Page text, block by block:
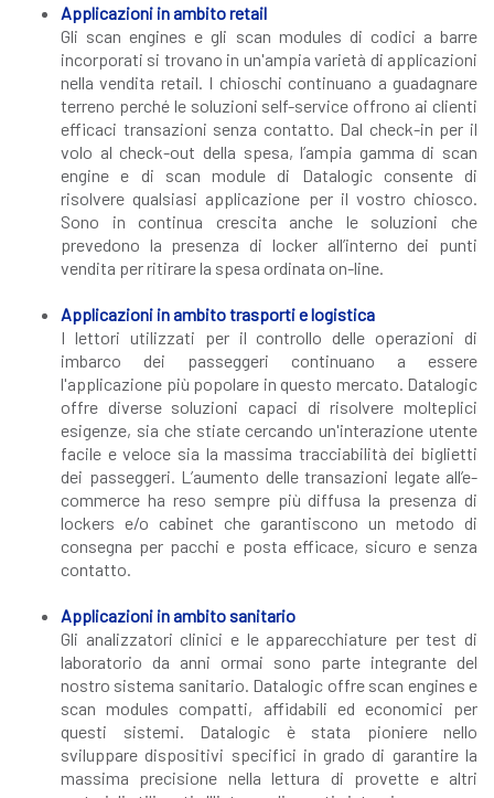
Applicazioni in ambito retail
Gli scan engines e gli scan modules di codici a barre
incorporati si trovano in un'ampia varietà di applicazioni
nella vendita retail. I chioschi continuano a guadagnare
terreno perché le soluzioni self-service offrono ai clienti
efficaci transazioni senza contatto. Dal check-in per il
volo al check-out della spesa, l’ampia gamma di scan
engine e di scan module di Datalogic consente di
risolvere qualsiasi applicazione per il vostro chiosco.
Sono in continua crescita anche le soluzioni che
prevedono la presenza di locker all’interno dei punti
vendita per ritirare la spesa ordinata on-line.
Applicazioni in ambito trasporti e logistica
I lettori utilizzati per il controllo delle operazioni di
imbarco dei passeggeri continuano a essere
l'applicazione più popolare in questo mercato. Datalogic
offre diverse soluzioni capaci di risolvere molteplici
esigenze, sia che stiate cercando un'interazione utente
facile e veloce sia la massima tracciabilità dei biglietti
dei passeggeri. L’aumento delle transazioni legate all’e-
commerce ha reso sempre più diffusa la presenza di
lockers e/o cabinet che garantiscono un metodo di
consegna per pacchi e posta efficace, sicuro e senza
contatto.
Applicazioni in ambito sanitario
Gli analizzatori clinici e le apparecchiature per test di
laboratorio da anni ormai sono parte integrante del
nostro sistema sanitario. Datalogic offre scan engines e
scan modules compatti, affidabili ed economici per
questi sistemi. Datalogic è stata pioniere nello
sviluppare dispositivi specifici in grado di garantire la
massima precisione nella lettura di provette e altri